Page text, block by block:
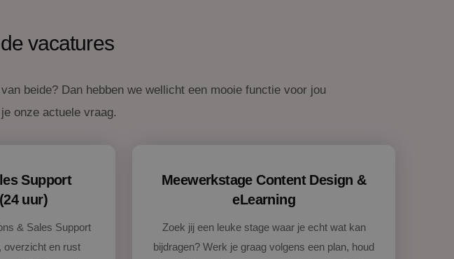
vacatures
beide? Dan hebben we wellicht een mooie functie voor jou
onze actuele vraag.
Support
uur)
& Sales Support
overzicht en rust
Meewerkstage Content Design &
eLearning
Zoek jij een leuke stage waar je echt wat kan
bijdragen? Werk je graag volgens een plan, houd